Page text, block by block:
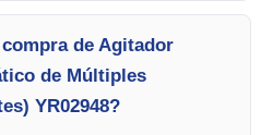
de Agitador
de Múltiples
YR02948?